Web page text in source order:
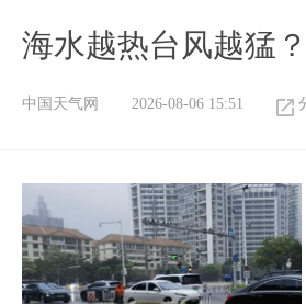
海水越热台风越猛？
中国天气网 2026-08-06 15:51